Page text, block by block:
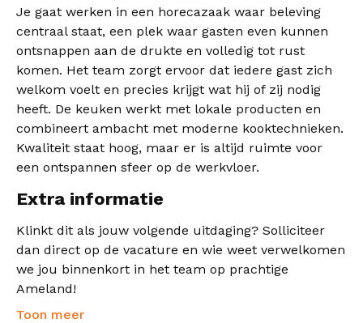
Je gaat werken in een horecazaak waar beleving
centraal staat, een plek waar gasten even kunnen
ontsnappen aan de drukte en volledig tot rust
komen. Het team zorgt ervoor dat iedere gast zich
welkom voelt en precies krijgt wat hij of zij nodig
heeft. De keuken werkt met lokale producten en
combineert ambacht met moderne kooktechnieken.
Kwaliteit staat hoog, maar er is altijd ruimte voor
een ontspannen sfeer op de werkvloer.
Extra informatie
Klinkt dit als jouw volgende uitdaging? Solliciteer
dan direct op de vacature en wie weet verwelkomen
we jou binnenkort in het team op prachtige
Ameland!
Toon meer